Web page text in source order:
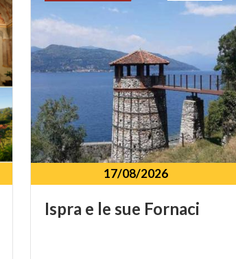
17/08/2026
Ispra e le sue Fornaci